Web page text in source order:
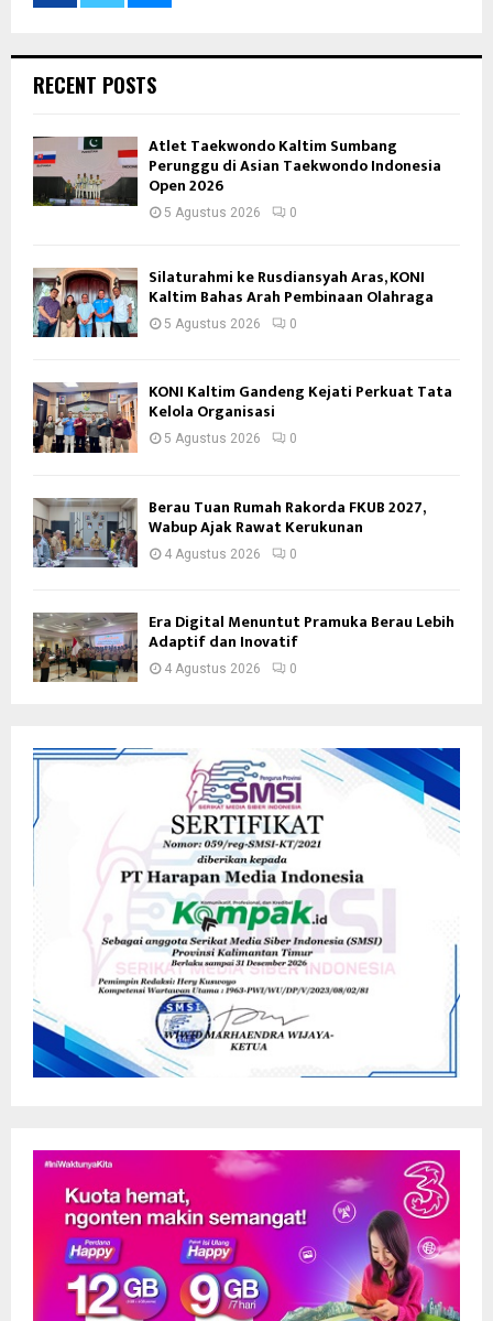
RECENT POSTS
Atlet Taekwondo Kaltim Sumbang
Perunggu di Asian Taekwondo Indonesia
Open 2026
5 Agustus 2026 0
Silaturahmi ke Rusdiansyah Aras, KONI
Kaltim Bahas Arah Pembinaan Olahraga
5 Agustus 2026 0
KONI Kaltim Gandeng Kejati Perkuat Tata
Kelola Organisasi
5 Agustus 2026 0
Berau Tuan Rumah Rakorda FKUB 2027,
Wabup Ajak Rawat Kerukunan
4 Agustus 2026 0
Era Digital Menuntut Pramuka Berau Lebih
Adaptif dan Inovatif
4 Agustus 2026 0